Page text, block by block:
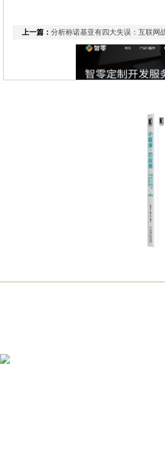
上一篇： 分析称诺基亚有四大失误：互联网